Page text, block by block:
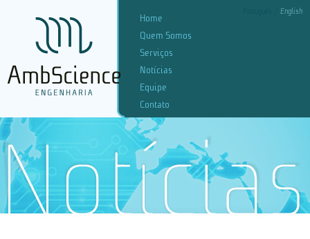
English
Home
Quem Somos
Serviços
Notícias
Equipe
Contato